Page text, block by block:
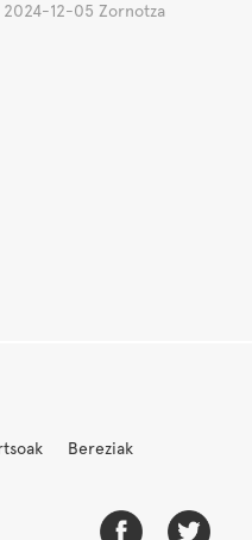
2024-12-05 Zornotza
Bereziak